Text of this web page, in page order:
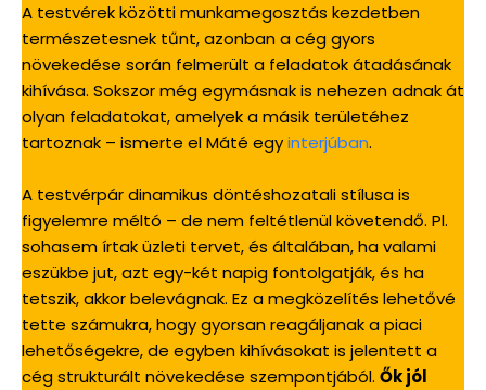
A testvérek közötti munkamegosztás kezdetben
természetesnek tűnt, azonban a cég gyors
növekedése során felmerült a feladatok átadásának
kihívása. Sokszor még egymásnak is nehezen adnak át
olyan feladatokat, amelyek a másik területéhez
tartoznak – ismerte el Máté egyinterjúban.
A testvérpár dinamikus döntéshozatali stílusa is
figyelemre méltó – de nem feltétlenül követendő. Pl.
sohasem írtak üzleti tervet, és általában, ha valami
eszükbe jut, azt egy-két napig fontolgatják, és ha
tetszik, akkor belevágnak. Ez a megközelítés lehetővé
tette számukra, hogy gyorsan reagáljanak a piaci
lehetőségekre, de egyben kihívásokat is jelentett a
cég strukturált növekedése szempontjából. Ők jól